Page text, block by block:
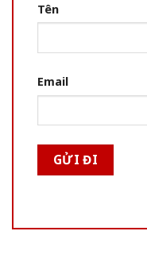
Tên
Email